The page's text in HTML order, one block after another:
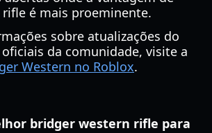
rifle é mais proeminente.
sobre atualizações do
da comunidade, visite a
Western no Roblox.
bridger western rifle para